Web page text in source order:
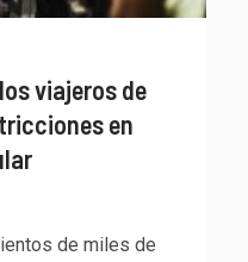
viajeros de
en
de miles de